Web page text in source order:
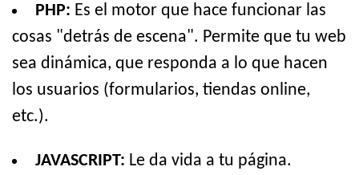
PHP: Es el motor que hace funcionar las
cosas "detrás de escena". Permite que tu web
sea dinámica, que responda a lo que hacen
los usuarios (formularios, tiendas online,
etc.).
JAVASCRIPT: Le da vida a tu página.